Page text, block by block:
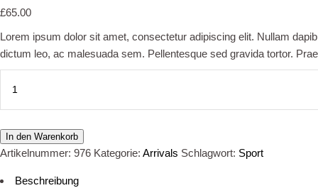
£65.00
Lorem ipsum dolor sit amet, consectetur adipiscing elit. Nullam
dictum leo, ac malesuada sem. Pellentesque sed gravida tortor.
shirt
quantity
In den Warenkorb
Artikelnummer: 976 Kategorie: Arrivals Schlagwort: Sport
Beschreibung